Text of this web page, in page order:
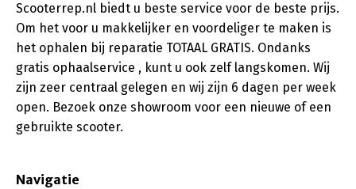
Scooterrep.nl biedt u beste service voor de beste prijs.
Om het voor u makkelijker en voordeliger te maken is
het ophalen bij reparatie TOTAAL GRATIS. Ondanks
gratis ophaalservice , kunt u ook zelf langskomen. Wij
zijn zeer centraal gelegen en wij zijn 6 dagen per week
open. Bezoek onze showroom voor een nieuwe of een
gebruikte scooter.
Navigatie